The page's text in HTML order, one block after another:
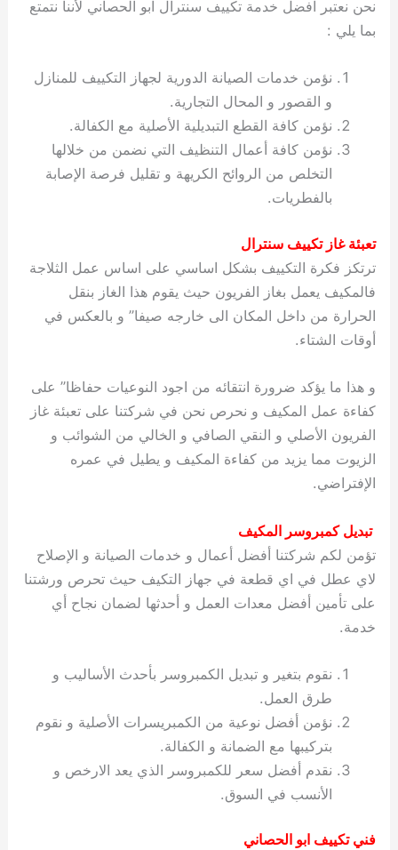
نحن نعتبر افضل خدمة تكييف سنترال ابو الحصاني لأننا نتمتع
بما يلي :
نؤمن خدمات الصيانة الدورية لجهاز التكييف للمنازل
و القصور و المحال التجارية.
نؤمن كافة القطع التبديلية الأصلية مع الكفالة.
نؤمن كافة أعمال التنظيف التي نضمن من خلالها
التخلص من الروائح الكريهة و تقليل فرصة الإصابة
بالفطريات.
تعبئة غاز تكييف سنترال
ترتكز فكرة التكييف بشكل اساسي على اساس عمل الثلاجة
فالمكيف يعمل بغاز الفريون حيث يقوم هذا الغاز بنقل
الحرارة من داخل المكان الى خارجه صيفا” و بالعكس في
أوقات الشتاء.
و هذا ما يؤكد ضرورة انتقائه من اجود النوعيات حفاظا” على
كفاءة عمل المكيف و نحرص نحن في شركتنا على تعبئة غاز
الفريون الأصلي و النقي الصافي و الخالي من الشوائب و
الزيوت مما يزيد من كفاءة المكيف و يطيل في عمره
الإفتراضي.
تبديل كمبروسر المكيف
تؤمن لكم شركتنا أفضل أعمال و خدمات الصيانة و الإصلاح
لاي عطل في اي قطعة في جهاز التكيف حيث تحرص ورشتنا
على تأمين أفضل معدات العمل و أحدثها لضمان نجاح أي
خدمة.
نقوم بتغير و تبديل الكمبروسر بأحدث الأساليب و
طرق العمل.
نؤمن أفضل نوعية من الكمبريسرات الأصلية و نقوم
بتركيبها مع الضمانة و الكفالة.
نقدم أفضل سعر للكمبروسر الذي يعد الارخص و
الأنسب في السوق.
فني تكييف ابو الحصاني